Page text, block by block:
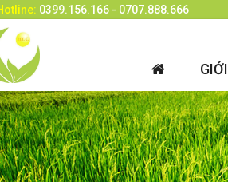
0399.156.166 - 0707.888.666